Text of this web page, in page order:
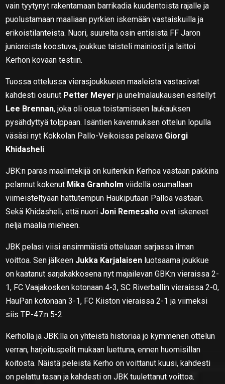
vain tyytynyt rakentamaan barrikadia kuudentoista rajalle ja
puolustamaan maaliaan pyrkien iskemään vastaiskuilla ja
erikoistilanteista. Nuori, suurelta osin entisistä FF Jaron
junioreista koostuva, joukkue taisteli mainiosti ja laittoi
Kerhon kovaan testiin.
Tuossa ottelussa vierasjoukkueen maaleista vastasivat
kahdesti osunut Petter Meyer ja unelmalaukausen esitellyt
Lee Brennan, joka oli osua toistamiseen laukauksen
pysähdyttyä tolppaan. Isäntien kavennuksen ottelun lopulla
väsäsi nyt Kokkolan Pallo-Veikoissa pelaava Giorgi
Khidasheli.
JBK:n paras maalintekijä on kuitenkin Kerhoa vastaan pakkina
pelannut kokenut Mika Granholm viidellä osumallaan
viimeisteltyään hattutempun Haukiputaan Palloa vastaan.
Sekä Khidasheli, että nuori Joni Remesaho ovat iskeneet
neljä maalia mieheen.
JBK pelasi viisi ensimmäistä otteluaan sarjassa ilman
voittoa. Sen jälkeen Jukka Karjalaisen luotsaama joukkue
on kaatanut sarjakakkosena nyt majailevan GBK:n vieraissa 2-
1, FC Vaajakosken kotonaan 4-3, SC Riverballin vieraissa 2-0,
HauPan kotonaan 3-1, FC Kiiston vieraissa 2-1 ja viimeksi
siis TP-47:n 5-2.
Kerholla ja JBK:lla on yhteistä historiaa jo kymmenen ottelun
verran, harjoituspelit mukaan luettuna, ennen huomisillan
koitosta. Näistä peleistä Kerho on voittanut kuusi, kahdesti
on pelattu tasan ja kahdesti on JBK tuulettanut voittoa.